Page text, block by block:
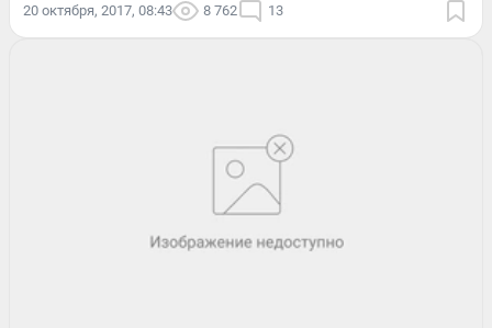
20 октября, 2017, 08:43 8 762 13